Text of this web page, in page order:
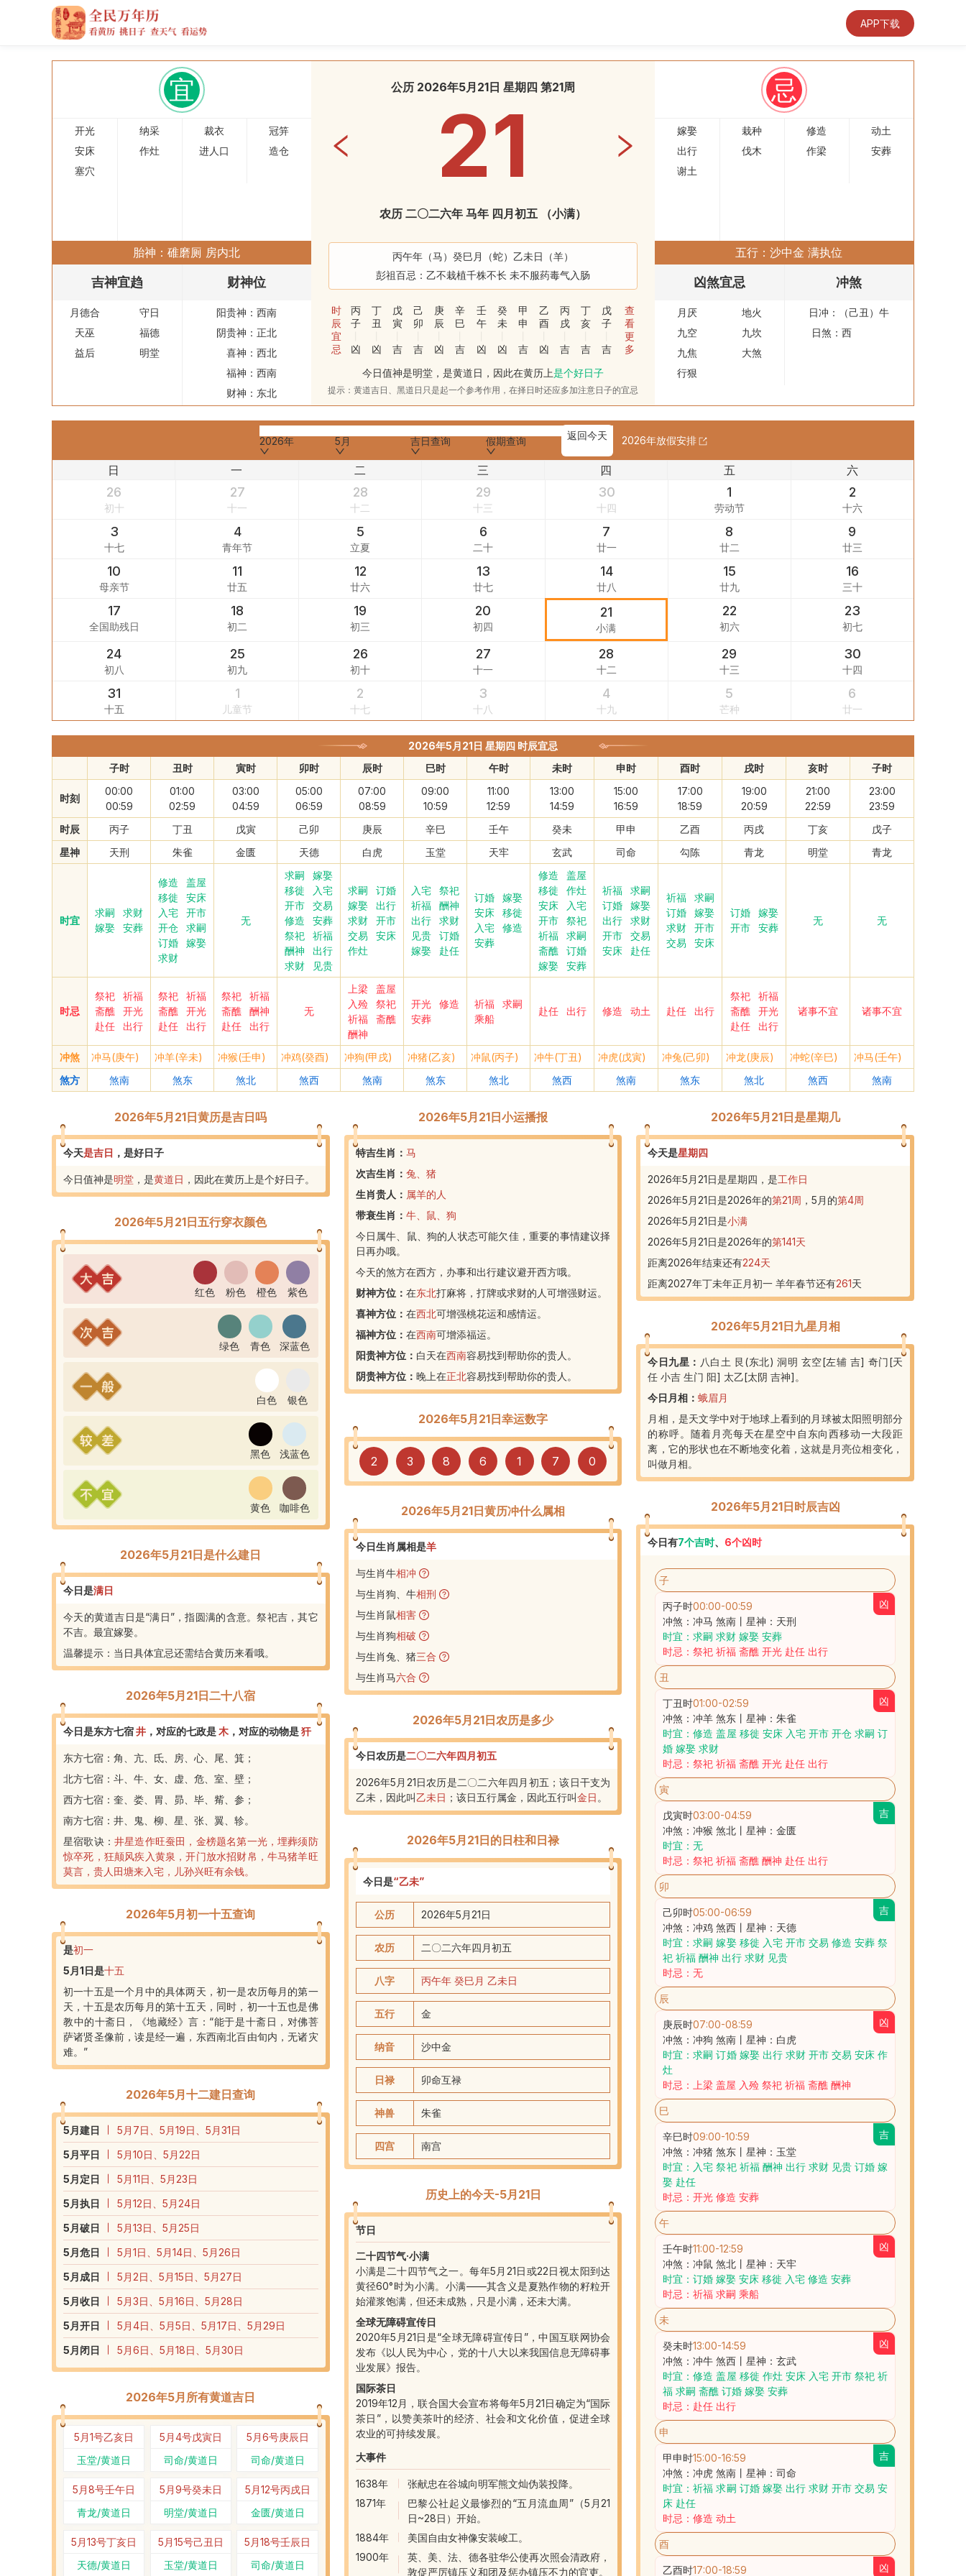
APP下载
宜
开光 纳采 裁衣
冠笄
安床
作灶 进人口
造仓
塞穴
胎神：碓磨厕 房内北
吉神宜趋
月德合
守日
天巫
福德
益后
明堂
财神位
阳贵神：西南
阴贵神：正北
喜神：西北
福神：西南
财神： 东北
公历 2026年5月21日 星期四 第21周
21
农历 二〇二六年 马年 四月初五 （小满）
丙午年（马）癸巳月（蛇）乙未日（羊）
彭祖百忌：乙不栽植千株不长 未不服药毒气入肠
时
辰
宜
忌
丙
子
凶
丁
丑
凶
戊
寅
吉
己
卯
吉
庚
辰
凶
辛
巳
吉
壬
午
凶
癸
未
凶
甲
申
吉
乙
酉
凶
丙
戌
吉
丁
亥
吉
戊
子
吉
查
看
更
多
今日值神是明堂，是黄道日，因此在黄历上是个好日子
提示：黄道吉日、黑道日只是起一个参考作用，在择日时还应多加注意日子的宜忌
忌
嫁娶 栽种 修造
动土
出行
伐木 作梁
安葬
谢土
五行：沙中金 满执位
凶煞宜忌
月厌
地火
九空
九坎
九焦
大煞
行狠
冲煞
日冲：（己丑）牛
日煞：西
2026年 5月 吉日查询 假期查询 返回今天 2026年放假安排
日 一 二 三 四 五 六
26
初十
27
十一
28
十二
29
十三
30
十四
1
劳动节
2
十六
3
十七
4
青年节
5
立夏
6
二十
7
廿一
8
廿二
9
廿三
10
母亲节
11
廿五
12
廿六
13
廿七
14
廿八
15
廿九
16
三十
17
全国助残日
18
初二
19
初三
20
初四
21
小满
22
初六
23
初七
24
初八
25
初九
26
初十
27
十一
28
十二
29
十三
30
十四
31
十五
1
儿童节
2
十七
3
十八
4
十九
5
芒种
6
廿一
2026年5月21日 星期四 时辰宜忌
子时
丑时 寅时 卯时 辰时 巳时 午时 未时 申时 酉时 戌时 亥时 子时
时刻
00:00
00:59
01:00
02:59
03:00
04:59
05:00
06:59
07:00
08:59
09:00
10:59
11:00
12:59
13:00
14:59
15:00
16:59
17:00
18:59
19:00
20:59
21:00
22:59
23:00
23:59
时辰
丙子 丁丑 戊寅 己卯 庚辰 辛巳 壬午 癸未 甲申 乙酉 丙戌 丁亥
戊子
星神
天刑 朱雀 金匮 天德 白虎 玉堂 天牢 玄武 司命 勾陈 青龙 明堂 青龙
时宜
求嗣
求财
嫁娶
安葬
修造
盖屋
移徙
安床
入宅
开市
开仓
求嗣
订婚
嫁娶
求财
无
求嗣
嫁娶
移徙
入宅
开市
交易
修造
安葬
祭祀
祈福
酬神
出行
求财
见贵
求嗣
订婚
嫁娶
出行
求财
开市
交易
安床
作灶
入宅
祭祀
祈福
酬神
出行
求财
见贵
订婚
嫁娶
赴任
订婚
嫁娶
安床
移徙
入宅
修造
安葬
修造
盖屋
移徙
作灶
安床
入宅
开市
祭祀
祈福
求嗣
斋醮
订婚
嫁娶
安葬
祈福
求嗣
订婚
嫁娶
出行
求财
开市
交易
安床
赴任
祈福
求嗣
订婚
嫁娶
求财
开市
交易
安床
订婚
嫁娶
开市
安葬
无 无
时忌
祭祀
祈福
斋醮
开光
赴任
出行
祭祀
祈福
斋醮
开光
赴任
出行
祭祀
祈福
斋醮
酬神
赴任
出行
无
上梁
盖屋
入殓
祭祀
祈福
斋醮
酬神
开光
修造
安葬
祈福
求嗣
乘船
赴任 出行 修造 动土 赴任 出行
祭祀
祈福
斋醮
开光
赴任
出行
诸事不宜 诸事不宜
冲煞 冲马(庚午) 冲羊(辛未) 冲猴(壬申) 冲鸡(癸酉) 冲狗(甲戌) 冲猪(乙亥) 冲鼠(丙子) 冲牛(丁丑) 冲虎(戊寅) 冲兔(己卯) 冲龙(庚辰) 冲蛇(辛巳)
冲马(壬午)
煞方
煞南 煞东 煞北 煞西 煞南 煞东 煞北 煞西 煞南 煞东 煞北 煞西 煞南
2026年5月21日黄历是吉日吗
今天是吉日 ， 是好日子
今日值神是明堂 ，是黄道日 ， 因此在黄历上是个好日子。
2026年5月21日五行穿衣颜色
红色 粉色 橙色 紫色
绿色 青色 深蓝色
白色 银色
黑色 浅蓝色
黄色 咖啡色
2026年5月21日是什么建日
今日是满日
今天的黄道吉日是“满日”，指圆满的含意。祭祀吉，其它
不吉。最宜嫁娶。
温馨提示：当日具体宜忌还需结合黄历来看哦。
2026年5月21日二十八宿
今日是东方七宿井 ， 对应的七政是木 ， 对应的动物是犴
东方七宿：角、亢、氐、房、心、尾、箕；
北方七宿：斗、牛、女、虚、危、室、壁；
西方七宿：奎、娄、胃、昴、毕、觜、参；
南方七宿：井、鬼、柳、星、张、翼、轸。
星宿歌诀： 井星造作旺蚕田，金榜题名第一光，埋葬须防
惊卒死，狂颠风疾入黄泉，开门放水招财帛，牛马猪羊旺
莫言，贵人田塘来入宅，儿孙兴旺有余钱。
2026年5月初一十五查询
是初一
5月1日是十五
初一十五是一个月中的具体两天，初一是农历每月的第一
天，十五是农历每月的第十五天，同时，初一十五也是佛
教中的十斋日，《地藏经》言：“能于是十斋日，对佛菩
萨诸贤圣像前，读是经一遍，东西南北百由旬内，无诸灾
难。”
2026年5月十二建日查询
5 月建日
5月7日、5月19日、5月31日
5 月平日
5月10日、5月22日
5 月定日
5月11日、5月23日
5 月执日
5月12日、5月24日
5 月破日
5月13日、5月25日
5 月危日
5月1日、5月14日、5月26日
5 月成日
5月2日、5月15日、5月27日
5 月收日
5月3日、5月16日、5月28日
5 月开日
5月4日、5月5日、5月17日、5月29日
5 月闭日 5月6日、5月18日、5月30日
2026年5月所有黄道吉日
5月1号乙亥日
玉堂/黄道日
5月4号戊寅日
司命/黄道日
5月6号庚辰日
司命/黄道日
5月8号壬午日
青龙/黄道日
5月9号癸未日
明堂/黄道日
5月12号丙戌日
金匮/黄道日
5月13号丁亥日
天德/黄道日
5月15号己丑日
玉堂/黄道日
5月18号壬辰日
司命/黄道日
2026年5月21日小运播报
特吉生肖： 马
次吉生肖： 兔、猪
生肖贵人： 属羊的人
带衰生肖： 牛、鼠、狗
今日属牛、鼠、狗的人状态可能欠佳，重要的事情建议择
日再办哦。
今天的煞方在西方，办事和出行建议避开西方哦。
财神方位： 在东北打麻将，打牌或求财的人可增强财运。
喜神方位： 在西北可增强桃花运和感情运。
福神方位： 在西南可增添福运。
阳贵神方位： 白天在西南容易找到帮助你的贵人。
阴贵神方位： 晚上在正北容易找到帮助你的贵人。
2026年5月21日幸运数字
2 3 8 6 1 7 0
2026年5月21日黄历冲什么属相
今日生肖属相是羊
与生肖牛相冲
与生肖狗、牛相刑
与生肖鼠相害
与生肖狗相破
与生肖兔、猪三合
与生肖马六合
2026年5月21日农历是多少
今日农历是二〇二六年四月初五
2026年5月21日农历是二〇二六年四月初五；该日干支为
乙未，因此叫乙未日 ； 该日五行属金 ， 因此五行叫金日 。
2026年5月21日的日柱和日禄
今日是“乙未”
公历 2026年5月21日
农历 二〇二六年四 月初五
八字 丙午年 癸巳 月 乙未日
五行 金
纳音 沙中金
日禄 卯命互禄
神兽 朱雀
四宫 南宫
历史上的今天-5月21日
节日
二十四节气·小满
小满是二十四节气之一。每年5月21日或22日视太阳到达
黄径60°时为小满。小满——其含义是夏熟作物的籽粒开
始灌浆饱满，但还未成熟，只是小满，还未大满。
全球无障碍宣传日
2020年5月21日是“全球无障碍宣传日”，中国互联网协会
发布《以人民为中心，党的十八大以来我国信息无障碍事
业发展》报告。
国际茶日
2019年12月，联合国大会宣布将每年5月21日确定为“国际
茶日”，以赞美茶叶的经济、社会和文化价值，促进全球
农业的可持续发展。
大事件
1638年
张献忠在谷城向明军熊文灿伪装投降。
1871年
巴黎公社起义最惨烈的“五月流血周”（5月21
日~28日）开始。
1884年
美国自由女神像安装峻工。
1900年
英、美、法、德各驻华公使再次照会清政府，
敦促严厉镇压义和团及惩办镇压不力的官吏。
2026年5月21日是星期几
今天是星期四
2026年5月21日是星期四，是工作日
2026年5月21日是2026年的第21周 ，5 月的第4周
2026年5月21日是小满
2026年5月21日是2026年的第141天
距离2026年结束还有224天
距离2027年丁未年正月初一 羊年春节还有261天
2026年5月21日九星月相
今日九星： 八白土 艮(东北) 洞明 玄空[左辅 吉] 奇门[天
任 小吉 生门 阳] 太乙[太阴 吉神] 。
今日月相：蛾眉月
月相，是天文学中对于地球上看到的月球被太阳照明部分
的称呼。随着月亮每天在星空中自东向西移动一大段距
离，它的形状也在不断地变化着，这就是月亮位相变化，
叫做月相。
2026年5月21日时辰吉凶
今日有7个吉时、 6个凶时
子
丙子时00:00-00:59
冲煞：冲马 煞南丨星神：天刑
时宜：求嗣 求财 嫁娶 安葬
时忌：祭祀 祈福 斋醮 开光 赴任 出行
凶
丑
丁丑时01:00-02:59
冲煞：冲羊 煞东丨星神：朱雀
时宜：修造 盖屋 移徙 安床 入宅 开市 开仓 求嗣 订
婚 嫁娶 求财
时忌：祭祀 祈福 斋醮 开光 赴任 出行
凶
寅
戊寅时03:00-04:59
冲煞：冲猴 煞北丨星神：金匮
时宜：无
时忌：祭祀 祈福 斋醮 酬神 赴任 出行
吉
卯
己卯时05:00-06:59
冲煞：冲鸡 煞西丨星神：天德
时宜：求嗣 嫁娶 移徙 入宅 开市 交易 修造 安葬 祭
祀 祈福 酬神 出行 求财 见贵
时忌：无
吉
辰
庚辰时07:00-08:59
冲煞：冲狗 煞南丨星神：白虎
时宜：求嗣 订婚 嫁娶 出行 求财 开市 交易 安床 作
灶
时忌：上梁 盖屋 入殓 祭祀 祈福 斋醮 酬神
凶
巳
辛巳时09:00-10:59
冲煞：冲猪 煞东丨星神：玉堂
时宜：入宅 祭祀 祈福 酬神 出行 求财 见贵 订婚 嫁
娶 赴任
时忌：开光 修造 安葬
吉
午
壬午时11:00-12:59
冲煞：冲鼠 煞北丨星神：天牢
时宜：订婚 嫁娶 安床 移徙 入宅 修造 安葬
时忌：祈福 求嗣 乘船
凶
未
癸未时13:00-14:59
冲煞：冲牛 煞西丨星神：玄武
时宜：修造 盖屋 移徙 作灶 安床 入宅 开市 祭祀 祈
福 求嗣 斋醮 订婚 嫁娶 安葬
时忌：赴任 出行
凶
申
甲申时15:00-16:59
冲煞：冲虎 煞南丨星神：司命
时宜：祈福 求嗣 订婚 嫁娶 出行 求财 开市 交易 安
床 赴任
时忌：修造 动土
吉
酉
乙酉时17:00-18:59 凶